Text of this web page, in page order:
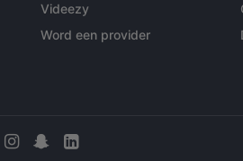
Videezy
Word een provider